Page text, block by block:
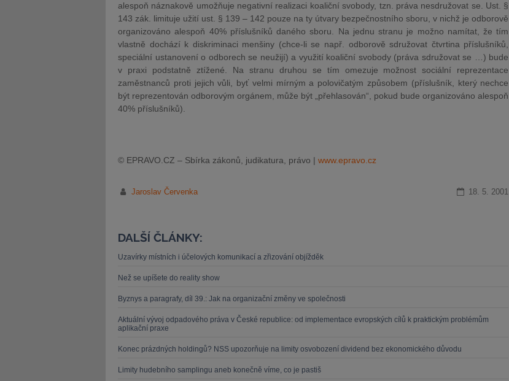
alespoň náznakově umožňuje negativní realizaci koaliční svobody, tzn. práva nesdružovat se. Ust. §
143 zák. limituje užití ust. § 139 – 142 pouze na ty útvary bezpečnostního sboru, v nichž je odborově
organizováno alespoň 40% příslušníků daného sboru. Na jednu stranu je možno namítat, že tím
vlastně dochází k diskriminaci menšiny (chce-li se např. odborově sdružovat čtvrtina příslušníků,
speciální ustanovení o odborech se neužijí) a využití koaliční svobody (práva sdružovat se …) bude
v praxi podstatně ztížené. Na stranu druhou se tím omezuje možnost sociální reprezentace
zaměstnanců proti jejich vůli, byť velmi mírným a polovičatým způsobem (příslušník, který nechce
být reprezentován odborovým orgánem, může být „přehlasován“, pokud bude organizováno alespoň
40% příslušníků).
© EPRAVO.CZ – Sbírka zákonů, judikatura, právo | www.epravo.cz
Jaroslav Červenka 18. 5. 2001
DALŠÍ ČLÁNKY:
Uzavírky místních i účelových komunikací a zřizování objížděk
Než se upíšete do reality show
Byznys a paragrafy, díl 39.: Jak na organizační změny ve společnosti
Aktuální vývoj odpadového práva v České republice: od implementace evropských cílů k praktickým problémům
aplikační praxe
Konec prázdných holdingů? NSS upozorňuje na limity osvobození dividend bez ekonomického důvodu
Limity hudebního samplingu aneb konečně víme, co je pastiš